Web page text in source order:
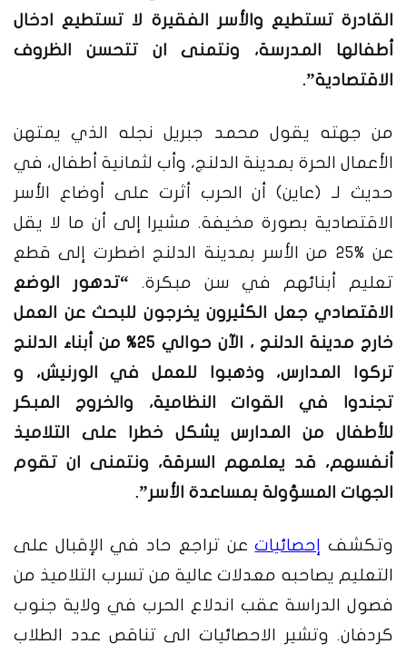
القادرة تستطيع والأسر الفقيرة لا تستطيع ادخال
أطفالها المدرسة، ونتمنى ان تتحسن الظروف
الاقتصادية”.
من جهته يقول محمد جبريل نجله الذي يمتهن
الأعمال الحرة بمدينة الدلنج، وأب لثمانية أطفال، في
حديث لـ (عاين) أن الحرب أثرت على أوضاع الأسر
الاقتصادية بصورة مخيفة. مشيرا إلى أن ما لا يقل
عن %25 من الأسر بمدينة الدلنج اضطرت إلى قطع
تعليم أبنائهم في سن مبكرة. “تدهور الوضع
الاقتصادي جعل الكثيرون يخرجون للبحث عن العمل
خارج مدينة الدلنج ، الآن حوالي 25% من أبناء الدلنج
تركوا المدارس، وذهبوا للعمل في الورنيش، و
تجندوا في القوات النظامية، والخروج المبكر
للأطفال من المدارس يشكل خطرا على التلاميذ
أنفسهم، قد يعلمهم السرقة، ونتمنى ان تقوم
الجهات المسؤولة بمساعدة الأسر”.
وتكشف إحصائياتعن تراجع حاد في الإقبال على
التعليم يصاحبه معدلات عالية من تسرب التلاميذ من
فصول الدراسة عقب اندلاع الحرب في ولاية جنوب
كردفان. وتشير الاحصائيات الى تناقص عدد الطلاب